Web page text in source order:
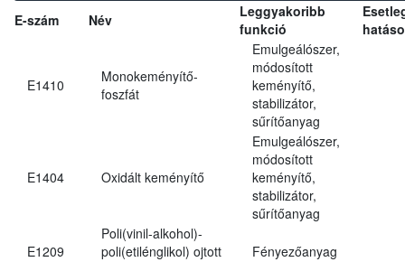
E-szám Név
Leggyakoribb
funkció
E1410
Monokeményítő-
foszfát
Emulgeálószer,
módosított
keményítő,
stabilizátor,
sűrítőanyag
E1404 Oxidált keményítő
Emulgeálószer,
módosított
keményítő,
stabilizátor,
sűrítőanyag
E1209
Poli(vinil-alkohol)-
poli(etilénglikol) ojtott
Fényezőanyag